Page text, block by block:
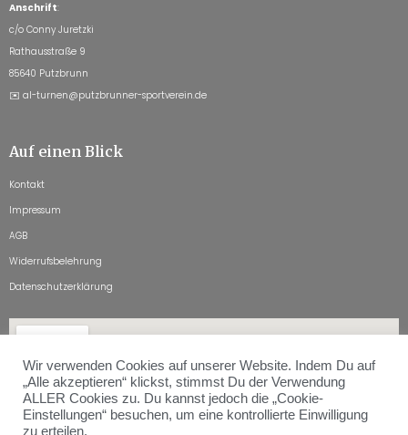
Anschrift:
c/o Conny Juretzki
Rathausstraße 9
85640 Putzbrunn
✉️ al-turnen@putzbrunner-sportverein.de
Auf einen Blick
Kontakt
Impressum
AGB
Widerrufsbelehrung
Datenschutzerklärung
Wir verwenden Cookies auf unserer Website. Indem Du auf
„Alle akzeptieren“ klickst, stimmst Du der Verwendung
ALLER Cookies zu. Du kannst jedoch die „Cookie-
Einstellungen“ besuchen, um eine kontrollierte Einwilligung
zu erteilen.